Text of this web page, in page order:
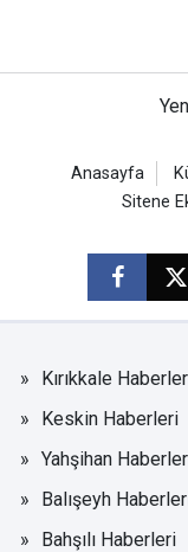
Anasayfa
Sitene
Kırıkkale
Keskin Haberleri
Yahşihan
Balışeyh
Bahşılı Haberleri